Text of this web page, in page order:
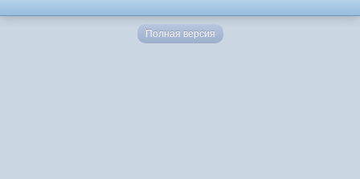
Полная версия